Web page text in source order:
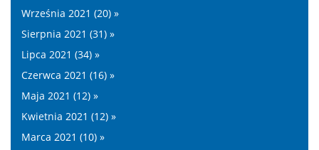
Września 2021 (20) »
Sierpnia 2021 (31) »
Lipca 2021 (34) »
Czerwca 2021 (16) »
Maja 2021 (12) »
Kwietnia 2021 (12) »
Marca 2021 (10) »